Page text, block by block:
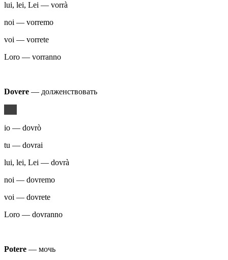
lui, lei, Lei — vorrà
noi — vorremo
voi — vorrete
Loro — vorranno
Dovere — долженствовать
io — dovrò
tu — dovrai
lui, lei, Lei — dovrà
noi — dovremo
voi — dovrete
Loro — dovranno
Potere — мочь